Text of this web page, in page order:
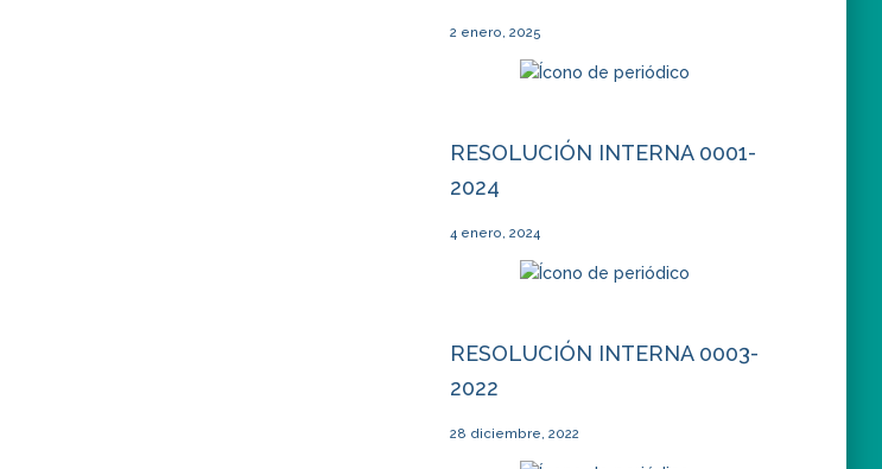
2 enero, 2025
RESOLUCIÓN INTERNA 0001-
2024
4 enero, 2024
RESOLUCIÓN INTERNA 0003-
2022
28 diciembre, 2022